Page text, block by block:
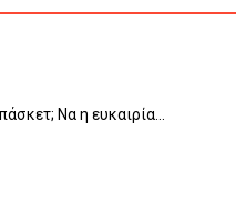
Να η ευκαιρία...